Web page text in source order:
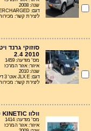
שנה: 2008
דגם: SUPERCHARGED אוט' 5.0
ליצירת קשר: מכירות 03-
2.4 2010
מס' מודעה: 1459
איזור: אזור המרכז
שנה: 2010
דגם: JLX E אוט' 3 דלתות 2.4
ליצירת קשר: מכירות *-
וולוו XC60 KINETIC אוט' 3.0 2009
מס' מודעה: 1414
איזור: אזור המרכז